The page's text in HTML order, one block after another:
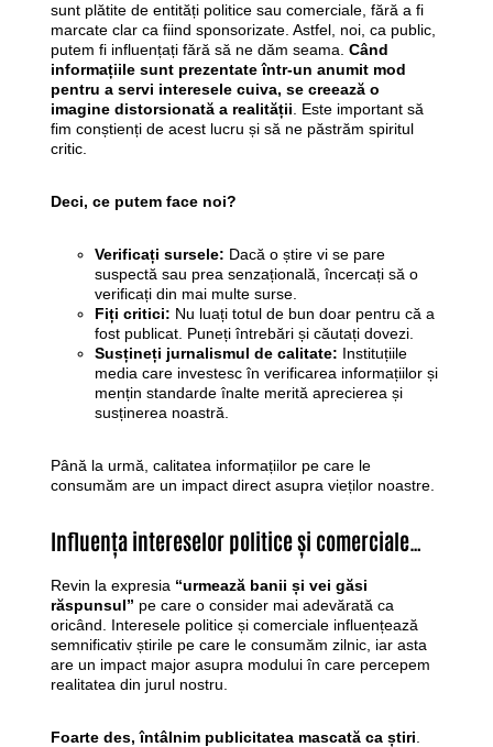
sunt plătite de entități politice sau comerciale, fără a fi
marcate clar ca fiind sponsorizate. Astfel, noi, ca public,
putem fi influențați fără să ne dăm seama. Când
informațiile sunt prezentate într-un anumit mod
pentru a servi interesele cuiva, se creează o
imagine distorsionată a realității . Este important să
fim conștienți de acest lucru și să ne păstrăm spiritul
critic.
Deci, ce putem face noi?
Verificați sursele: Dacă o știre vi se pare
suspectă sau prea senzațională, încercați să o
verificați din mai multe surse.
Fiți critici: Nu luați totul de bun doar pentru că a
fost publicat. Puneți întrebări și căutați dovezi.
Susțineți jurnalismul de calitate: Instituțiile
media care investesc în verificarea informațiilor și
mențin standarde înalte merită aprecierea și
susținerea noastră.
Până la urmă, calitatea informațiilor pe care le
consumăm are un impact direct asupra vieților noastre.
Influența intereselor politice și comerciale…
Revin la expresia “urmează banii și vei găsi
răspunsul” pe care o consider mai adevărată ca
oricând. Interesele politice și comerciale influențează
semnificativ știrile pe care le consumăm zilnic, iar asta
are un impact major asupra modului în care percepem
realitatea din jurul nostru.
Foarte des, întâlnim publicitatea mascată ca știri